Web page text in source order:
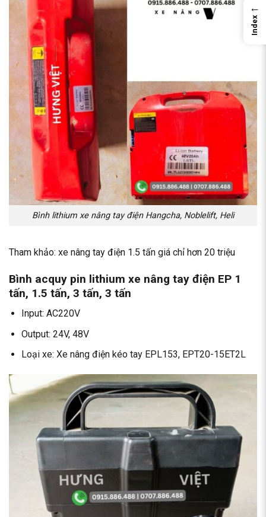
Bình lithium xe nâng tay điện Hangcha, Noblelift, Heli
Tham khảo: xe nâng tay điện 1.5 tấn giá chỉ hơn 20 triệu
Bình acquy pin lithium xe nâng tay điện EP 1
tấn, 1.5 tấn, 3 tấn, 3 tấn
Input: AC220V
Output: 24V, 48V
Loại xe: Xe nâng điện kéo tay EPL153, EPT20-15ET2L
←
Index